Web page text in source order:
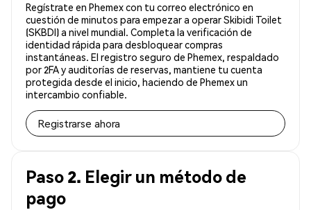
Regístrate en Phemex con tu correo electrónico en
cuestión de minutos para empezar a operar Skibidi Toilet
(SKBDI) a nivel mundial. Completa la verificación de
identidad rápida para desbloquear compras
instantáneas. El registro seguro de Phemex, respaldado
por 2FA y auditorías de reservas, mantiene tu cuenta
protegida desde el inicio, haciendo de Phemex un
intercambio confiable.
Registrarse ahora
Paso 2. Elegir un método de
pago